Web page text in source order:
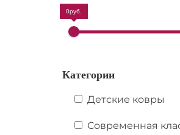
0руб.
Категории
Детские ковры
Современная